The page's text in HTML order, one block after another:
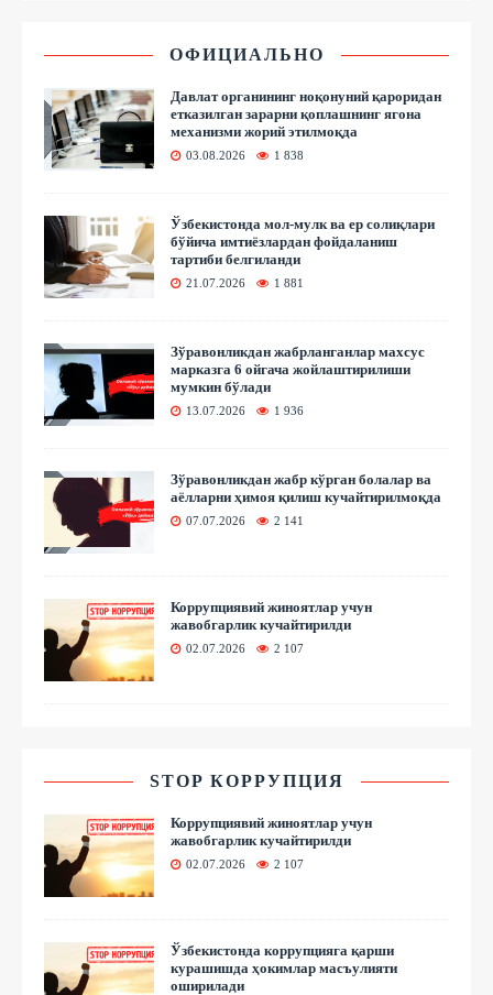
ОФИЦИАЛЬНО
Давлат органининг ноқонуний қароридан
етказилган зарарни қоплашнинг ягона
механизми жорий этилмоқда
03.08.2026 1 838
Ўзбекистонда мол-мулк ва ер солиқлари
бўйича имтиёзлардан фойдаланиш
тартиби белгиланди
21.07.2026 1 881
Зўравонликдан жабрланганлар махсус
марказга 6 ойгача жойлаштирилиши
мумкин бўлади
13.07.2026 1 936
Зўравонликдан жабр кўрган болалар ва
аёлларни ҳимоя қилиш кучайтирилмоқда
07.07.2026 2 141
Коррупциявий жиноятлар учун
жавобгарлик кучайтирилди
02.07.2026 2 107
STOP КОРРУПЦИЯ
Коррупциявий жиноятлар учун
жавобгарлик кучайтирилди
02.07.2026 2 107
Ўзбекистонда коррупцияга қарши
курашишда ҳокимлар масъулияти
оширилади